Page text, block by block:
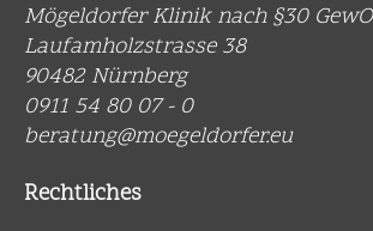
Mögeldorfer Klinik nach §30 GewO
Laufamholzstrasse 38
90482 Nürnberg
0911 54 80 07 - 0
beratung@moegeldorfer.eu
Rechtliches